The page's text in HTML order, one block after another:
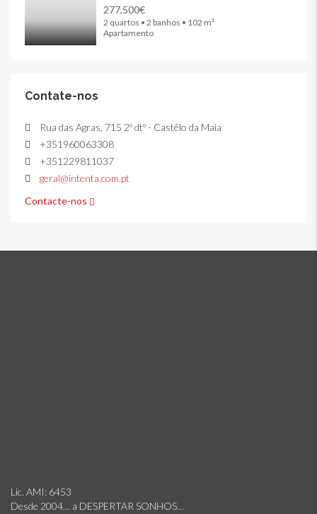
277,500€
2 quartos • 2 banhos • 102 m²
Apartamento
Contate-nos
Rua das Agras, 715 2º dtº - Castêlo da Maia
+351960063308
+351229811037
geral@intenta.com.pt
Contacte-nos
Lic. AMI: 6453
Desde 2004… a DESPERTAR SONHOS…